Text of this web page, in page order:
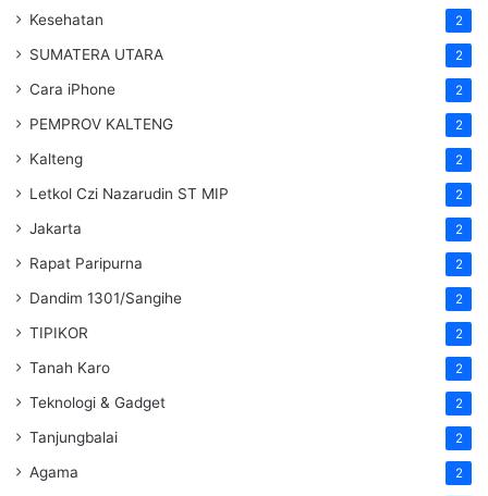
Kesehatan 2
SUMATERA UTARA 2
Cara iPhone 2
PEMPROV KALTENG 2
Kalteng 2
Letkol Czi Nazarudin ST MIP 2
Jakarta 2
Rapat Paripurna 2
Dandim 1301/Sangihe 2
TIPIKOR 2
Tanah Karo 2
Teknologi & Gadget 2
Tanjungbalai 2
Agama 2